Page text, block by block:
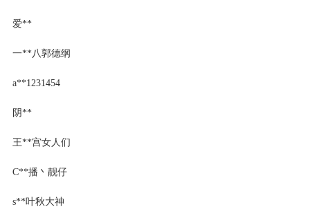
爱**
一**八郭德纲
a**1231454
阴**
王**宫女人们
C**播丶靓仔
s**叶秋大神